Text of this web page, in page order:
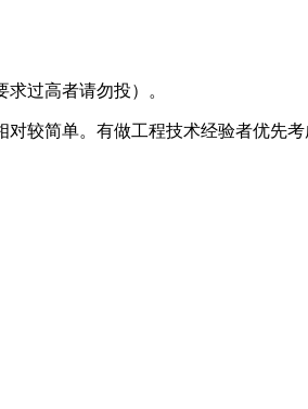
过高者请勿投）。
较简单。有做工程技术经验者优先